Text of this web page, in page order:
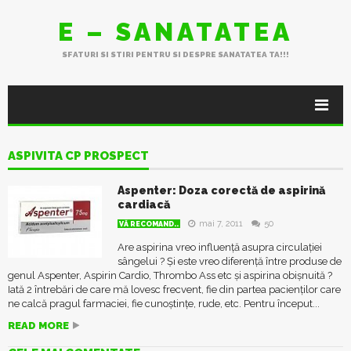
E – SANATATEA
SFATURI SI STIRI PENTRU SI DESPRE SANATATEA TA!!!
ASPIVITA CP PROSPECT
Aspenter: Doza corectă de aspirină
cardiacă
VĂ RECOMAND.. mai 7, 2011 50
Are aspirina vreo influență asupra circulației
sângelui ? Și este vreo diferență între produse de
genul Aspenter, Aspirin Cardio, Thrombo Ass etc și aspirina obișnuită ?
Iată 2 întrebări de care mă lovesc frecvent, fie din partea pacienților care
ne calcă pragul farmaciei, fie cunoștințe, rude, etc. Pentru început...
READ MORE